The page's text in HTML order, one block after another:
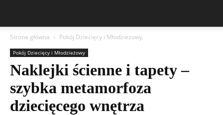
Strona główna Pokój Dziecięcy i Młodzieżowy
Pokój Dziecięcy i Młodzieżowy
Naklejki ścienne i tapety –
szybka metamorfoza
dziecięcego wnętrza